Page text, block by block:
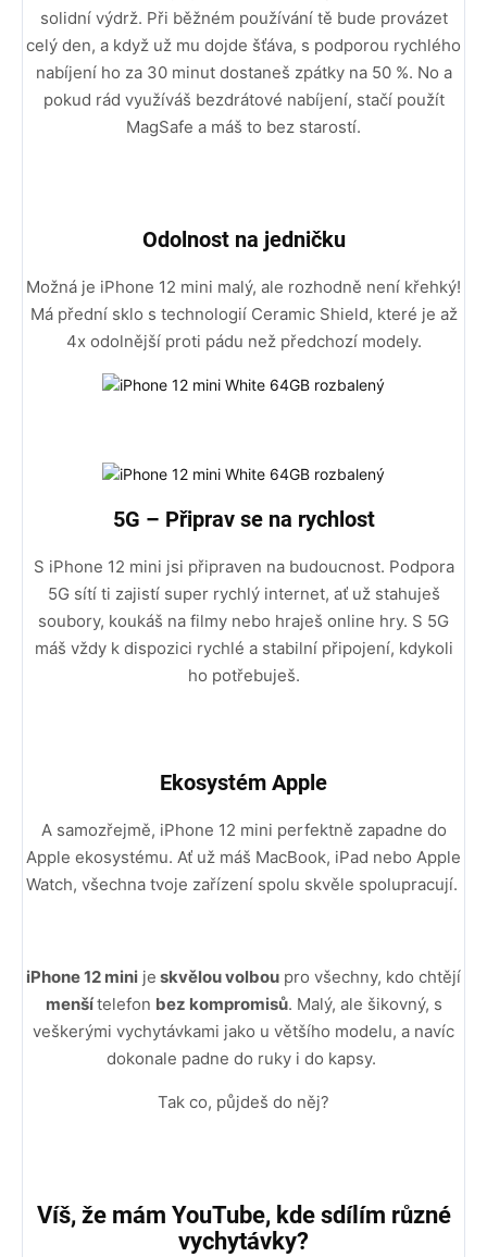
solidní výdrž. Při běžném používání tě bude provázet
celý den, a když už mu dojde šťáva, s podporou rychlého
nabíjení ho za 30 minut dostaneš zpátky na 50 %. No a
pokud rád využíváš bezdrátové nabíjení, stačí použít
MagSafe a máš to bez starostí.
Odolnost na jedničku
Možná je iPhone 12 mini malý, ale rozhodně není křehký!
Má přední sklo s technologií Ceramic Shield, které je až
4x odolnější proti pádu než předchozí modely.
5G – Připrav se na rychlost
S iPhone 12 mini jsi připraven na budoucnost. Podpora
5G sítí ti zajistí super rychlý internet, ať už stahuješ
soubory, koukáš na filmy nebo hraješ online hry. S 5G
máš vždy k dispozici rychlé a stabilní připojení, kdykoli
ho potřebuješ.
Ekosystém Apple
A samozřejmě, iPhone 12 mini perfektně zapadne do
Apple ekosystému. Ať už máš MacBook, iPad nebo Apple
Watch, všechna tvoje zařízení spolu skvěle spolupracují.
iPhone 12 mini je skvělou volbou pro všechny, kdo chtějí
menšítelefon bez kompromisů. Malý, ale šikovný, s
veškerými vychytávkami jako u většího modelu, a navíc
dokonale padne do ruky i do kapsy.
Tak co, půjdeš do něj?
Víš, že mám YouTube, kde sdílím různé
vychytávky?